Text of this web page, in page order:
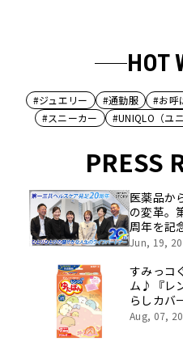
HOT
#ジュエリー #通勤服 #お呼
#スニーカー
#UNIQLO（ユ
PRESS
医薬品か
の変革。
周年を記
挑戦の舞
像を公開
Jun, 19,
すみっコ
ム♪『レ
らしカバ
ニューア
Aug, 07,